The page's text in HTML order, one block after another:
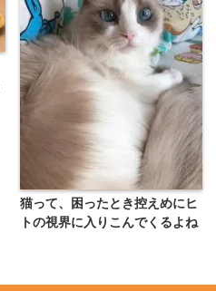
猫って、困ったとき控えめにヒ
トの視界に入りこんでくるよね